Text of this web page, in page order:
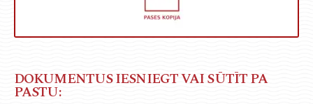
DOKUMENTUS IESNIEGT VAI SŪTĪT PA
PASTU: